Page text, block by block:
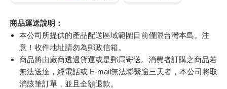
商品運送說明：
本公司所提供的產品配送區域範圍目前僅限台灣本島。注
意！收件地址請勿為郵政信箱。
商品將由廠商透過貨運或是郵局寄送。消費者訂購之商品若
無法送達，經電話或 E-mail無法聯繫逾三天者，本公司將取
消該筆訂單，並且全額退款。